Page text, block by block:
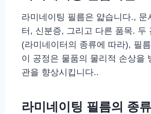
라미네이팅 필름은 얇습니다.,
터, 신분증, 그리고 다른 품목. 두
(라미네이터의 종류에 따라), 필
이 공정은 물품의 물리적 손상을
관을 향상시킵니다..
라미네이팅 필름의 종류